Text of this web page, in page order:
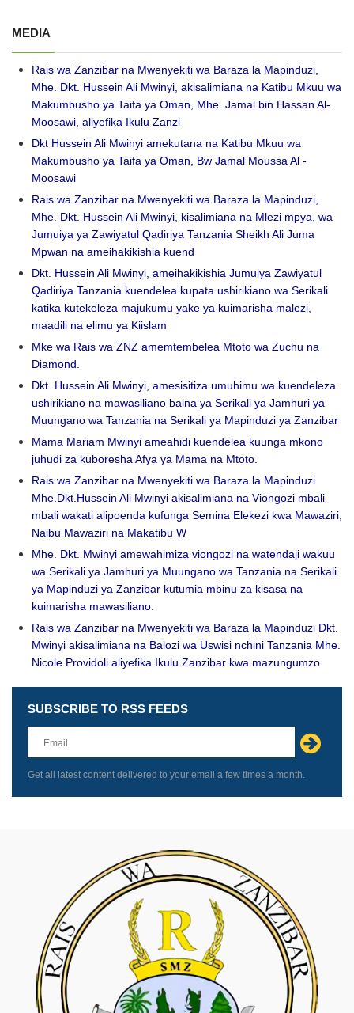
MEDIA
Rais wa Zanzibar na Mwenyekiti wa Baraza la Mapinduzi,
Mhe. Dkt. Hussein Ali Mwinyi, akisalimiana na Katibu Mkuu wa
Makumbusho ya Taifa ya Oman, Mhe. Jamal bin Hassan Al-
Moosawi, aliyefika Ikulu Zanzi
Dkt Hussein Ali Mwinyi amekutana na Katibu Mkuu wa
Makumbusho ya Taifa ya Oman, Bw Jamal Moussa Al -
Moosawi
Rais wa Zanzibar na Mwenyekiti wa Baraza la Mapinduzi,
Mhe. Dkt. Hussein Ali Mwinyi, kisalimiana na Mlezi mpya, wa
Jumuiya ya Zawiyatul Qadiriya Tanzania Sheikh Ali Juma
Mpwan na ameihakikishia kuend
Dkt. Hussein Ali Mwinyi, ameihakikishia Jumuiya Zawiyatul
Qadiriya Tanzania kuendelea kupata ushirikiano wa Serikali
katika kutekeleza majukumu yake ya kuimarisha malezi,
maadili na elimu ya Kiislam
Mke wa Rais wa ZNZ amemtembelea Mtoto wa Zuchu na
Diamond.
Dkt. Hussein Ali Mwinyi, amesisitiza umuhimu wa kuendeleza
ushirikiano na mawasiliano baina ya Serikali ya Jamhuri ya
Muungano wa Tanzania na Serikali ya Mapinduzi ya Zanzibar
Mama Mariam Mwinyi ameahidi kuendelea kuunga mkono
juhudi za kuboresha Afya ya Mama na Mtoto.
Rais wa Zanzibar na Mwenyekiti wa Baraza la Mapinduzi
Mhe.Dkt.Hussein Ali Mwinyi akisalimiana na Viongozi mbali
mbali wakati alipoenda kufunga Semina Elekezi kwa Mawaziri,
Naibu Mawaziri na Makatibu W
Mhe. Dkt. Mwinyi amewahimiza viongozi na watendaji wakuu
wa Serikali ya Jamhuri ya Muungano wa Tanzania na Serikali
ya Mapinduzi ya Zanzibar kutumia mbinu za kisasa na
kuimarisha mawasiliano.
Rais wa Zanzibar na Mwenyekiti wa Baraza la Mapinduzi Dkt.
Mwinyi akisalimiana na Balozi wa Uswisi nchini Tanzania Mhe.
Nicole Providoli.aliyefika Ikulu Zanzibar kwa mazungumzo.
Leave
this
field
blank
SUBSCRIBE TO RSS FEEDS
Get all latest content delivered to your email a few times a month.